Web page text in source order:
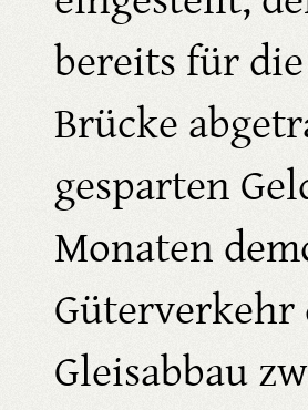
bereits für
Brücke
gesparten
Monaten
Gleisabbau